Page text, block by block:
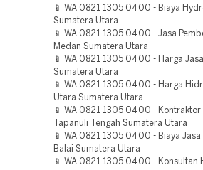
📱 WA 0821 1305 0400 - Biaya
Sumatera Utara
📱 WA 0821 1305 0400 - Jasa
Medan Sumatera Utara
📱 WA 0821 1305 0400 - Harga
Sumatera Utara
📱 WA 0821 1305 0400 - Harga
Utara Sumatera Utara
📱 WA 0821 1305 0400 -
Tapanuli Tengah Sumatera Utara
📱 WA 0821 1305 0400 - Biaya
Balai Sumatera Utara
📱 WA 0821 1305 0400 - Konsultan